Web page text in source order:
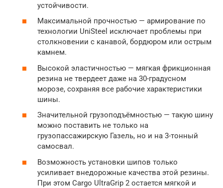
устойчивости.
Максимальной прочностью — армирование по
технологии UniSteel исключает проблемы при
столкновении с канавой, бордюром или острым
камнем.
Высокой эластичностью — мягкая фрикционная
резина не твердеет даже на 30-градусном
морозе, сохраняя все рабочие характеристики
шины.
Значительной грузоподъёмностью — такую шину
можно поставить не только на
грузопассажирскую Газель, но и на 3-тонный
самосвал.
Возможность установки шипов только
усиливает внедорожные качества этой резины.
При этом Cargo UltraGrip 2 остается мягкой и